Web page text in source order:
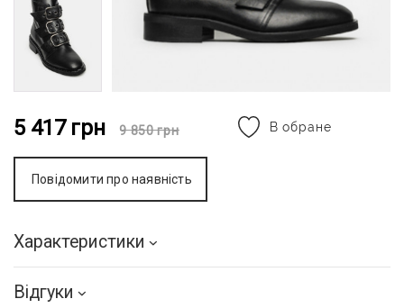
5 417 грн 9 850грн В обране
Повідомити про наявність
Характеристики
Відгуки